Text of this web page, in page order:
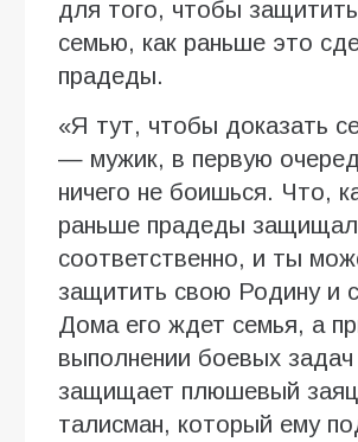
для того, чтобы
семью, как раньше это
прадеды.
«Я тут, чтобы доказать
— мужик, в первую
ничего не боишься. Что,
раньше прадеды
соответственно, и ты
защитить свою Родину и
Дома его ждет семья, а
выполнении боевых задач
защищает плюшевый
талисман, который ему